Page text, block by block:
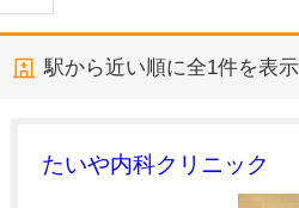
駅から近い順に全1件を表示
たいや内科クリニック